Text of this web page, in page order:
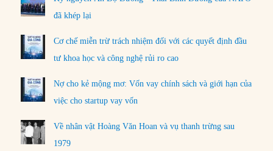
đã khép lại
Cơ chế miễn trừ trách nhiệm đối với các quyết định đầu
tư khoa học và công nghệ rủi ro cao
Nợ cho kẻ mộng mơ: Vốn vay chính sách và giới hạn của
việc cho startup vay vốn
Về nhân vật Hoàng Văn Hoan và vụ thanh trừng sau
1979